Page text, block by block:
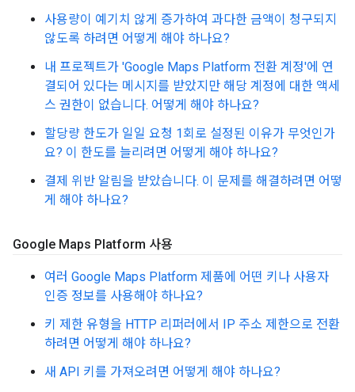
사용량이 예기치 않게 증가하여 과다한 금액이 청구되지
않도록 하려면 어떻게 해야 하나요?
내 프로젝트가 'Google Maps Platform 전환 계정'에 연
결되어 있다는 메시지를 받았지만 해당 계정에 대한 액세
스 권한이 없습니다. 어떻게 해야 하나요?
할당량 한도가 일일 요청 1회로 설정된 이유가 무엇인가
요? 이 한도를 늘리려면 어떻게 해야 하나요?
결제 위반 알림을 받았습니다. 이 문제를 해결하려면 어떻
게 해야 하나요?
Google Maps Platform 사용
여러 Google Maps Platform 제품에 어떤 키나 사용자
인증 정보를 사용해야 하나요?
키 제한 유형을 HTTP 리퍼러에서 IP 주소 제한으로 전환
하려면 어떻게 해야 하나요?
새 API 키를 가져오려면 어떻게 해야 하나요?